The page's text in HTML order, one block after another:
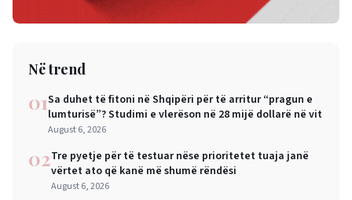
Në trend
01Sa duhet të fitoni në Shqipëri për të arritur “pragun e
lumturisë”? Studimi e vlerëson në 28 mijë dollarë në vit
August 6, 2026
02Tre pyetje për të testuar nëse prioritetet tuaja janë
vërtet ato që kanë më shumë rëndësi
August 6, 2026